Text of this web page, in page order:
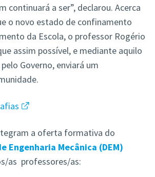
continuará a ser”, declarou. Acerca
o novo estado de confinamento
da Escola, o professor Rogério
assim possível, e mediante aquilo
Governo, enviará um
a oferta formativa do
Engenharia Mecânica (DEM)
as professores/as: